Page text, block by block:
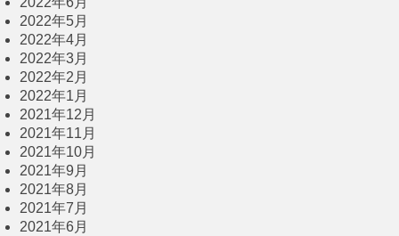
2022年5月
2022年4月
2022年3月
2022年2月
2022年1月
2021年12月
2021年11月
2021年10月
2021年9月
2021年8月
2021年7月
2021年6月